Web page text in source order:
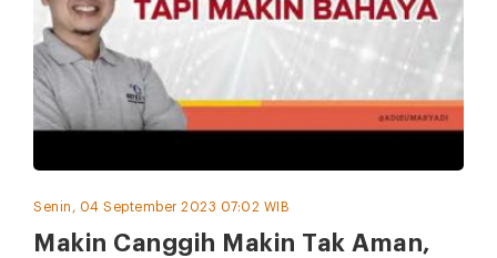
Senin, 04 September 2023 07:02 WIB
Makin Canggih Makin Tak Aman,